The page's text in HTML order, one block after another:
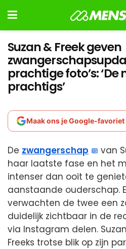
Suzan & Freek geven
prachtige foto’s: ‘De
prachtigs’
Maak ons je Google-favoriet
De zwangerschap
van
haar laatste fase en het
intenser dan ooit te
aanstaande ouderschap.
verwachten de twee een
duidelijk zichtbaar in de
via Instagram delen.
Freeks trotse blik op zijn